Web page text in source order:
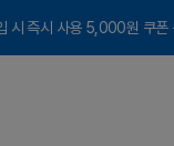
시 즉시 사용 5,000원 쿠폰